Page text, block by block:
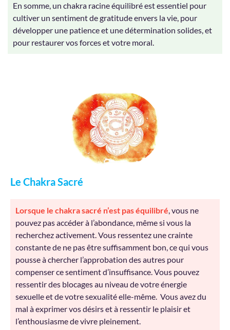
En somme, un chakra racine équilibré est essentiel pour
cultiver un sentiment de gratitude envers la vie, pour
développer une patience et une détermination solides, et
pour restaurer vos forces et votre moral.
Le Chakra Sacré
Lorsque le chakra sacré n’est pas équilibré, vous ne
pouvez pas accéder à l’abondance, même si vous la
recherchez activement. Vous ressentez une crainte
constante de ne pas être suffisamment bon, ce qui vous
pousse à chercher l’approbation des autres pour
compenser ce sentiment d’insuffisance. Vous pouvez
ressentir des blocages au niveau de votre énergie
sexuelle et de votre sexualité elle-même. Vous avez du
mal à exprimer vos désirs et à ressentir le plaisir et
l’enthousiasme de vivre pleinement.